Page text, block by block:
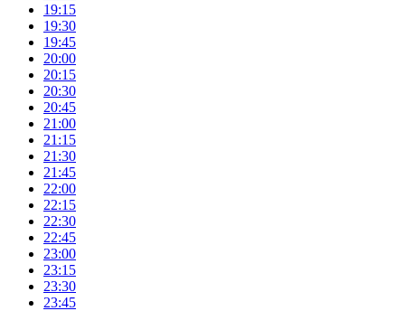
19:15
19:30
19:45
20:00
20:15
20:30
20:45
21:00
21:15
21:30
21:45
22:00
22:15
22:30
22:45
23:00
23:15
23:30
23:45